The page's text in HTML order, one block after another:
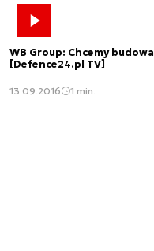
WB Group: Chcemy
[Defence24.pl TV]
13.09.2016 1 min.